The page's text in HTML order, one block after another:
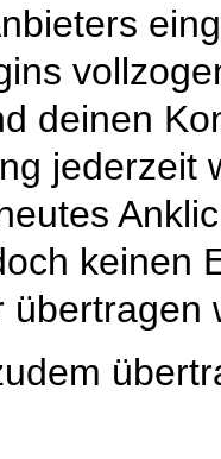
deinen
jederzeit
keinen
übertragen